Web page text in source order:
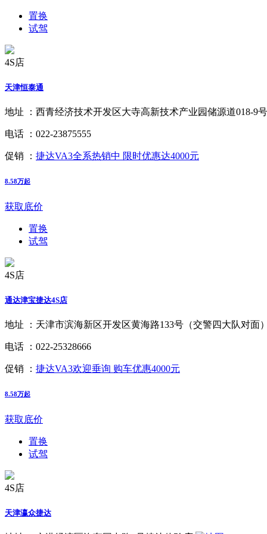
置换
试驾
4S店
天津恒泰通
地址 ： 西青经济技术开发区大寺高新技术产业园储源道018-9号
电话 ： 022-23875555
促销 ： 捷达VA3全系热销中 限时优惠达4000元
8.58万起
获取底价
置换
试驾
4S店
通达津宝捷达4S店
地址 ： 天津市滨海新区开发区黄海路133号（交警四大队对面
电话 ： 022-25328666
促销 ： 捷达VA3欢迎垂询 购车优惠4000元
8.58万起
获取底价
置换
试驾
4S店
天津瀛众捷达